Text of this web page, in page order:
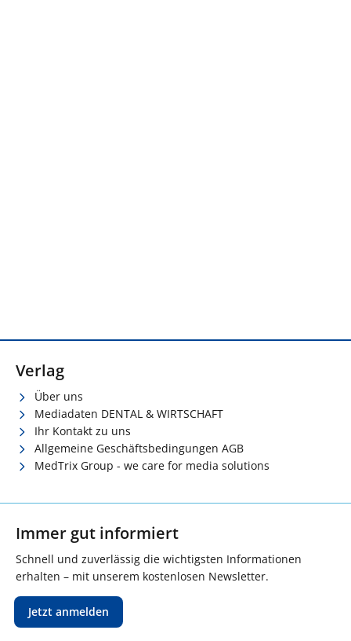
Verlag
Über uns
Mediadaten DENTAL & WIRTSCHAFT
Ihr Kontakt zu uns
Allgemeine Geschäftsbedingungen AGB
MedTrix Group - we care for media solutions
Immer gut informiert
Schnell und zuverlässig die wichtigsten Informationen
erhalten – mit unserem kostenlosen Newsletter.
Jetzt anmelden